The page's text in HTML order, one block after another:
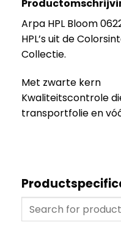
Arpa HPL Bloom
HPL’s uit de
Collectie.
Met zwarte kern
Kwaliteitscontrole
transportfolie en